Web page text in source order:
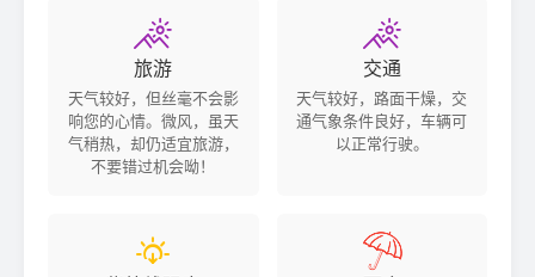

旅游
天气较好，但丝毫不会影
响您的心情。微风，虽天
气稍热，却仍适宜旅游，
不要错过机会呦！

交通
天气较好，路面干燥，交
通气象条件良好，车辆可
以正常行驶。
 